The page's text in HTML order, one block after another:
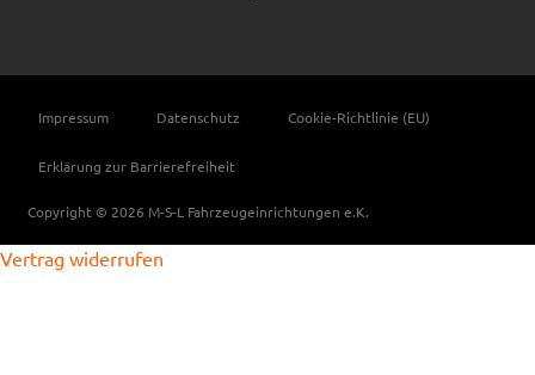
Impressum Datenschutz Cookie-Richtlinie (EU)
Erklärung zur Barrierefreiheit
Copyright © 2026 M-S-L Fahrzeugeinrichtungen e.K.
Vertrag widerrufen